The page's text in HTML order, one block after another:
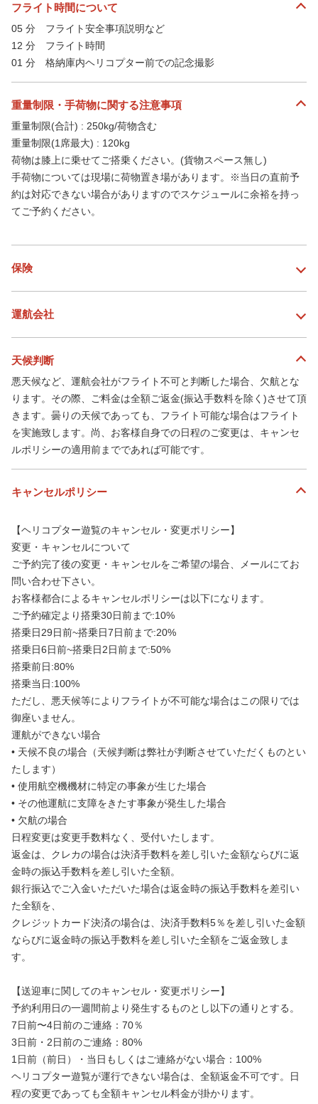
フライト時間について
05 分 フライト安全事項説明など
12 分 フライト時間
01 分 格納庫内ヘリコプター前での記念撮影
重量制限・手荷物に関する注意事項
重量制限(合計) : 250kg/荷物含む
重量制限(1席最大) : 120kg
荷物は膝上に乗せてご搭乗ください。(貨物スペース無し)
手荷物については現場に荷物置き場があります。※当日の直前予
約は対応できない場合がありますのでスケジュールに余裕を持っ
てご予約ください。
保険
運航会社
天候判断
悪天候など、運航会社がフライト不可と判断した場合、欠航とな
ります。その際、ご料金は全額ご返金(振込手数料を除く)させて頂
きます。曇りの天候であっても、フライト可能な場合はフライト
を実施致します。尚、お客様自身での日程のご変更は、キャンセ
ルポリシーの適用前までであれば可能です。
キャンセルポリシー
【ヘリコプター遊覧のキャンセル・変更ポリシー】
変更・キャンセルについて
ご予約完了後の変更・キャンセルをご希望の場合、メールにてお
問い合わせ下さい。
お客様都合によるキャンセルポリシーは以下になります。
ご予約確定より搭乗30日前まで:10%
搭乗日29日前~搭乗日7日前まで:20%
搭乗日6日前~搭乗日2日前まで:50%
搭乗前日:80%
搭乗当日:100%
ただし、悪天候等によりフライトが不可能な場合はこの限りでは
御座いません。
運航ができない場合
• 天候不良の場合（天候判断は弊社が判断させていただくものとい
たします）
• 使用航空機機材に特定の事象が生じた場合
• その他運航に支障をきたす事象が発生した場合
• 欠航の場合
日程変更は変更手数料なく、受付いたします。
返金は、クレカの場合は決済手数料を差し引いた金額ならびに返
金時の振込手数料を差し引いた全額。
銀行振込でご入金いただいた場合は返金時の振込手数料を差引い
た全額を、
クレジットカード決済の場合は、決済手数料5％を差し引いた金額
ならびに返金時の振込手数料を差し引いた全額をご返金致しま
す。
【送迎車に関してのキャンセル・変更ポリシー】
予約利用日の一週間前より発生するものとし以下の通りとする。
7日前〜4日前のご連絡：70％
3日前・2日前のご連絡：80%
1日前（前日）・当日もしくはご連絡がない場合：100%
ヘリコプター遊覧が運行できない場合は、全額返金不可です。日
程の変更であっても全額キャンセル料金が掛かります。